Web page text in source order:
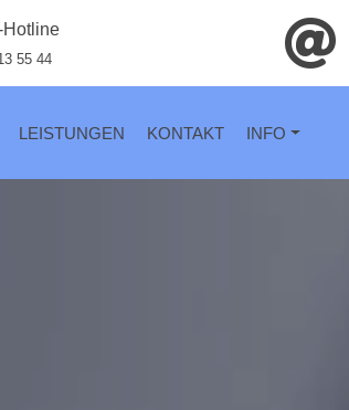
Hotline
55 44
LEISTUNGEN KONTAKT INFO